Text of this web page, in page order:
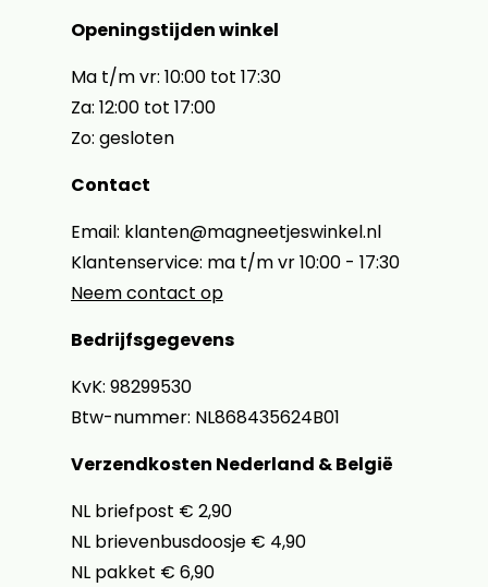
Openingstijden winkel
Ma t/m vr: 10:00 tot 17:30
Za: 12:00 tot 17:00
Zo: gesloten
Contact
Email: klanten@magneetjeswinkel.nl
Klantenservice: ma t/m vr 10:00 - 17:30
Neem contact op
Bedrijfsgegevens
KvK: 98299530
Btw-nummer: NL868435624B01
Verzendkosten Nederland & België
NL briefpost € 2,90
NL brievenbusdoosje € 4,90
NL pakket € 6,90